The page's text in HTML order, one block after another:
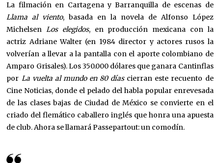
La filmación en Cartagena y Barranquilla de escenas de
Llama al viento, basada en la novela de Alfonso López
MichelsenLos elegidos, en producción mexicana con la
actriz Adriane Walter (en 1984 director y actores rusos la
volverían a llevar a la pantalla con el aporte colombiano de
Amparo Grisales). Los 350.000 dólares que ganara Cantinflas
por La vuelta al mundo en 80 díascierran este recuento de
Cine Noticias, donde el pelado del habla popular enrevesada
de las clases bajas de Ciudad de México se convierte en el
criado del flemático caballero inglés que honra una apuesta
de club. Ahora se llamará Passepartout: un comodín.